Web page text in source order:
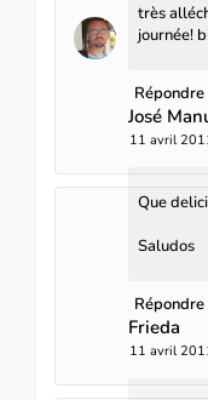
très
journée!
Répondre
José
11 avril
Que
Saludos
Répondre
Frieda
11 avril